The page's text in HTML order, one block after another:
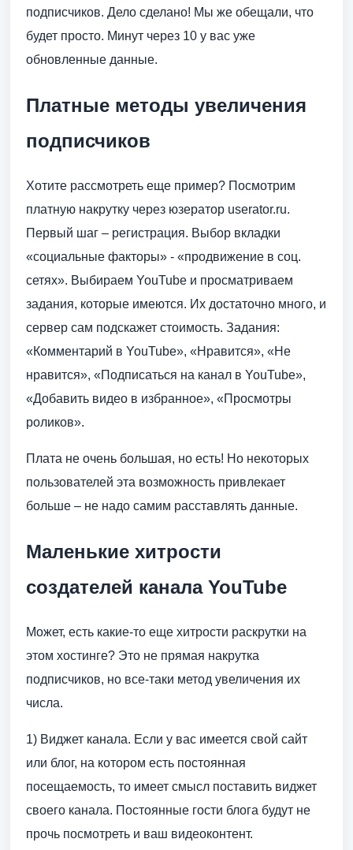
подписчиков. Дело сделано! Мы же обещали, что
будет просто. Минут через 10 у вас уже
обновленные данные.
Платные методы увеличения
подписчиков
Хотите рассмотреть еще пример? Посмотрим
платную накрутку через юзератор userator.ru.
Первый шаг – регистрация. Выбор вкладки
«социальные факторы» - «продвижение в соц.
сетях». Выбираем YouTube и просматриваем
задания, которые имеются. Их достаточно много, и
сервер сам подскажет стоимость. Задания:
«Комментарий в YouTube», «Нравится», «Не
нравится», «Подписаться на канал в YouTube»,
«Добавить видео в избранное», «Просмотры
роликов».
Плата не очень большая, но есть! Но некоторых
пользователей эта возможность привлекает
больше – не надо самим расставлять данные.
Маленькие хитрости
создателей канала YouTube
Может, есть какие-то еще хитрости раскрутки на
этом хостинге? Это не прямая накрутка
подписчиков, но все-таки метод увеличения их
числа.
1) Виджет канала. Если у вас имеется свой сайт
или блог, на котором есть постоянная
посещаемость, то имеет смысл поставить виджет
своего канала. Постоянные гости блога будут не
прочь посмотреть и ваш видеоконтент.